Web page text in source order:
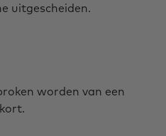
uitgescheiden.
worden van een